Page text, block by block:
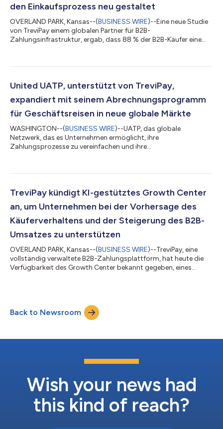
den Einkaufsprozess neu gestaltet
OVERLAND PARK, Kansas--(BUSINESS WIRE)--Eine neue Studie
von TreviPay einem globalen Partner für B2B-
Zahlungsinfrastruktur, ergab, dass 88 % der B2B-Käufer eine
Käufer nun größeren Wert darauf, wie effizient und konsistent
agieren, was bedeutet, dass ihre Loyalität davon abhängt, wie
United UATP, unterstützt von TreviPay,
expandiert mit seinem Abrechnungsprogramm
für Geschäftsreisen in neue globale Märkte
WASHINGTON--(BUSINESS WIRE)--UATP, das globale
Netzwerk, das es Unternehmen ermöglicht, ihre
Zahlungsprozesse zu vereinfachen und ihre
Airlines („United UATP“) mit Unterstützung von TreviPay nach
Expansion eröffnet Unternehmenskunden und Reiseagenturen in
diesen Regionen neue Möglichkeiten, die Vorteile von United
UATP zu nutze...
TreviPay kündigt KI-gestütztes Growth Center
an, um Unternehmen bei der Vorhersage des
Käuferverhaltens und der Steigerung des B2B-
Umsatzes zu unterstützen
OVERLAND PARK, Kansas--(BUSINESS WIRE)--TreviPay, eine
vollständig verwaltete B2B-Zahlungsplattform, hat heute die
Verfügbarkeit des Growth Center bekannt gegeben, eines
längerfristiger Lieferantenbeziehungen helfen. Dank seiner
fortschrittlichen Funktionen versetzt das neue Growth Center
Unternehmen in die Lage, Käuferbedürfnisse zu...
Back to Newsroom
Wish your news had
this kind of reach?